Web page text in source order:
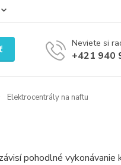
Neviete si
+421 940
Elektrocentrály na naftu
pohodlné vykonávanie